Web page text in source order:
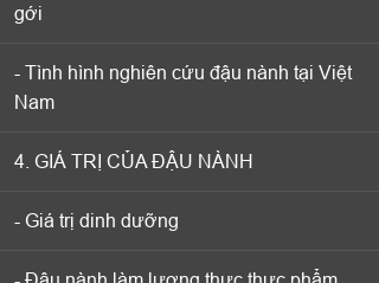
gới
- Tình hình nghiên cứu đậu nành tại Việt
Nam
4. GIÁ TRỊ CỦA ĐẬU NÀNH
- Giá trị dinh dưỡng
gới
- Tình hình nghiên cứu đậu nành tại Việt
Nam
4. GIÁ TRỊ CỦA ĐẬU NÀNH
- Giá trị dinh dưỡng